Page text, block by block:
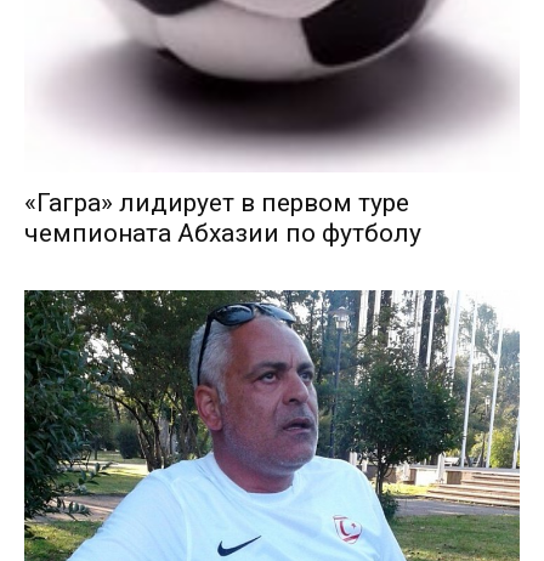
«Гагра» лидирует в первом туре
чемпионата Абхазии по футболу